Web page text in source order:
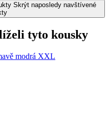
Skrýt naposledy navštívené
tyto kousky